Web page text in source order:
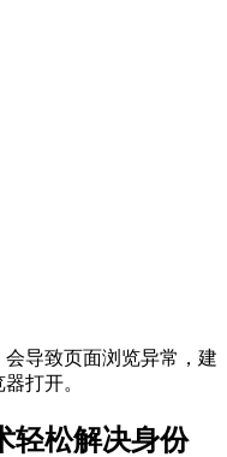
导致页面浏览异常，建
打开。
轻松解决身份